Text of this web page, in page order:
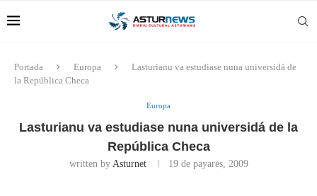
Portada Europa
Lasturianu va estudiase nuna universidá de
la República Checa
Europa
Lasturianu va estudiase nuna universidá de la
República Checa
written by Asturnet 19 de payares, 2009